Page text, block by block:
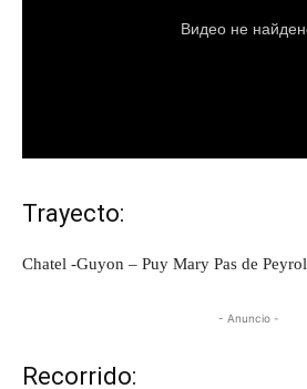
Trayecto:
Chatel -Guyon – Puy Mary Pas de Peyrol
- Anuncio -
Recorrido: